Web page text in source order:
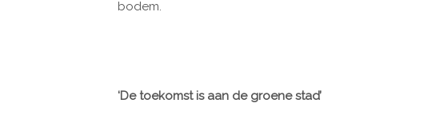
bodem.
‘De toekomst is aan de groene stad’